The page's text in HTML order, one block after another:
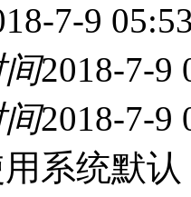
7-9
间2018-7-9
间2018-7-9
系统默认